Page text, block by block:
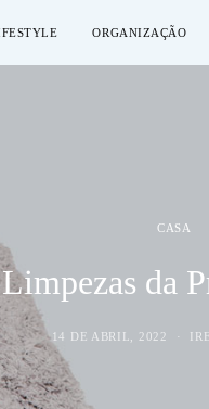
ORGANIZAÇÃO
CASA
da
14 DE ABRIL, 2022